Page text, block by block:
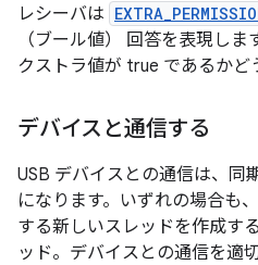
レシーバは
（ブール値） 回答を表現し
クストラ値が true であるか
デバイスと通信する
USB デバイスとの通信は、同
になります。いずれの場合も
する新しいスレッドを作成す
ッド。デバイスとの通信を適